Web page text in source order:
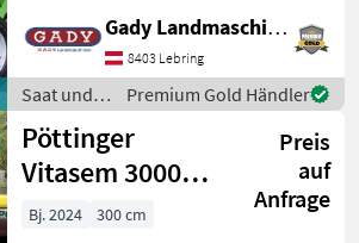
Einscheibenschare,
Extrastriegel,
Fahrgassenschaltung,
Spuranreisser DERZEIT
NICHT AUF LAGER! - Räder
6.
Gady Landmaschinen GmbH
8403 Lebring
Saat und
Pflege /
Amazone
Premium Gold Händler
Pöttinger
Vitasem 3000
Classic
Preis
auf
Anfrage
Bj. 2024
300 cm